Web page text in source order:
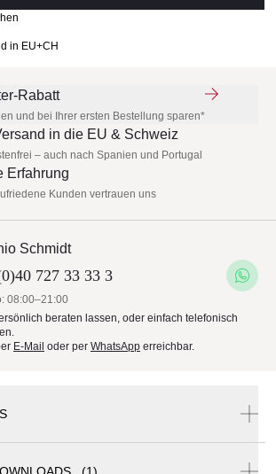
in EU+CH
Rabatt
und bei Ihrer ersten Bestellung sparen*
in die EU & Schweiz
– auch nach Spanien und Portugal
Erfahrung
Kunden vertrauen uns
Schmidt
727 33 33 3
08:00–21:00
beraten lassen, oder einfach telefonisch
E-Mail oder per WhatsApp erreichbar.
(1)